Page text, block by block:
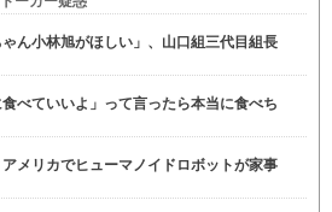
ん小林旭がほしい」、山口組三代目組長
食べていいよ」って言ったら本当に食べち
メリカでヒューマノイドロボットが家事